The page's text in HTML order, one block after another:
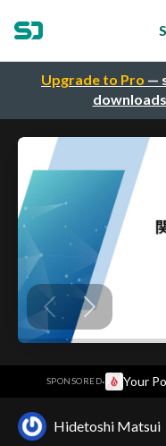
Upgrade to Pro —
SPONSORED· Your
Hidetoshi Matsui